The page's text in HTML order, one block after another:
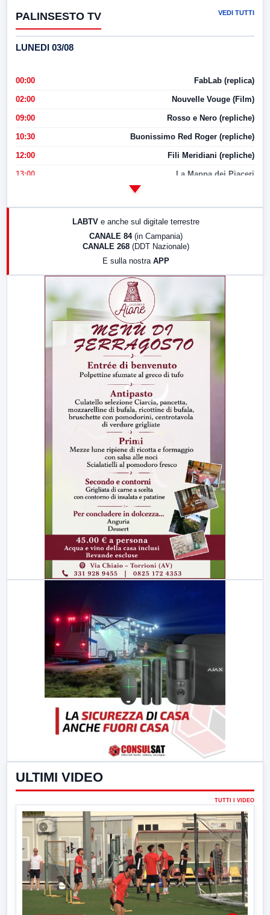
PALINSESTO TV VEDI TUTTI
LUNEDI 03/08
00:00 FabLab (replica)
02:00 Nouvelle Vouge (Film)
09:00 Rosso e Nero (repliche)
10:30 Buonissimo Red Roger (repliche)
12:00 Fili Meridiani (repliche)
13:00 La Mappa dei Piaceri
17:00 LabNews (replica)
LABTV e anche sul digitale terrestre
CANALE 84 (in Campania)
CANALE 268 (DDT Nazionale)
E sulla nostra APP
ULTIMI VIDEO
TUTTI I VIDEO